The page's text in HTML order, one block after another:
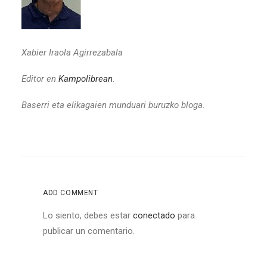
Xabier Iraola Agirrezabala
Editor en Kampolibrean.
Baserri eta elikagaien munduari buruzko bloga.
ADD COMMENT
Lo siento, debes estar conectado para
publicar un comentario.